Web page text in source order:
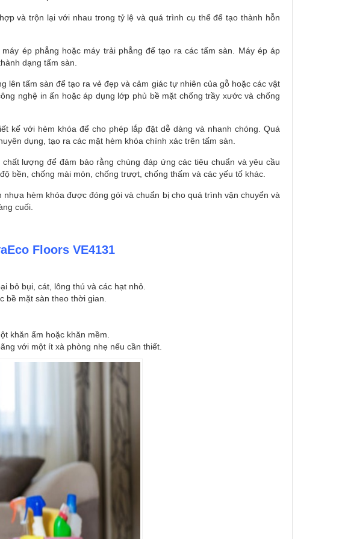
và trộn lại với nhau trong tỷ lệ và quá trình cụ thể để tạo thành hỗn
ép phẳng hoặc máy trải phẳng để tạo ra các tấm sàn. Máy ép áp
dạng tấm sàn.
lên tấm sàn để tạo ra vẻ đẹp và cảm giác tự nhiên của gỗ hoặc các vật
nghệ in ấn hoặc áp dụng lớp phủ bề mặt chống trầy xước và chống
kế với hèm khóa để cho phép lắp đặt dễ dàng và nhanh chóng. Quá
dụng, tạo ra các mặt hèm khóa chính xác trên tấm sàn.
lượng để đảm bảo rằng chúng đáp ứng các tiêu chuẩn và yêu cầu
bền, chống mài mòn, chống trượt, chống thấm và các yếu tố khác.
nhựa hèm khóa được đóng gói và chuẩn bị cho quá trình vận chuyển và
cuối.
Floors VE4131
bỏ bụi, cát, lông thú và các hạt nhỏ.
bề mặt sàn theo thời gian.
khăn ẩm hoặc khăn mềm.
với một ít xà phòng nhẹ nếu cần thiết.